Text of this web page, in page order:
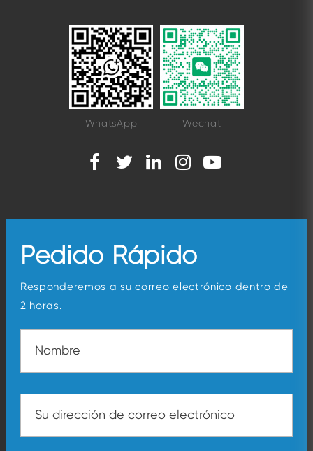
WhatsApp Wechat
Pedido Rápido
Responderemos a su correo electrónico dentro de
2 horas.